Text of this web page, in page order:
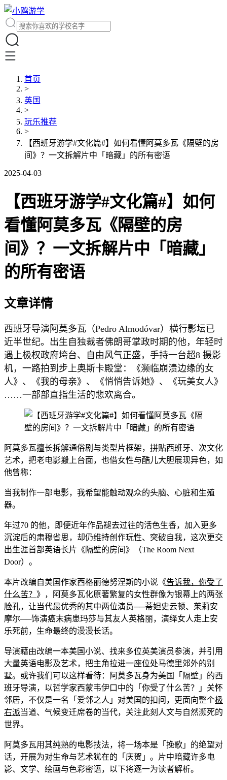
首页
>
英国
>
玩乐推荐
>
【西班牙游学#文化篇#】如何看懂阿莫多瓦《隔壁的房
间》？一文拆解片中「暗藏」的所有密语
2025-04-03
【西班牙游学#文化篇#】如何
看懂阿莫多瓦《隔壁的房
间》？一文拆解片中「暗藏」
的所有密语
文章详情
西班牙导演阿莫多瓦（Pedro Almodóvar）横行影坛已
近半世纪。出生自独裁者佛朗哥掌政时期的他，年轻时
遇上极权政府垮台、自由风气正盛，手持一台超8 摄影
机，一路拍到步上奥斯卡殿堂：《濒临崩溃边缘的女
人》、《我的母亲》、《悄悄告诉她》、《玩美女人》
……一部部直指生活的悲欢离合。
阿莫多瓦擅长拆解通俗剧与类型片框架，拼贴西班牙、次文化
艺术，把老电影搬上台面，也借女性与酷儿大胆展现异色，如
他曾称：
当我制作一部电影，我希望能触动观众的头脑、心脏和生殖
器。
年过70 的他，即便近年作品褪去过往的活色生香，加入更多
沉淀后的肃穆省思，却仍维持创作玩性、突破自我，这次更交
出生涯首部英语长片《隔壁的房间》（The Room Next
Door）。
本片改编自美国作家西格丽德努涅斯的小说《告诉我，你受了
什么苦？ 》，阿莫多瓦化原著繁复的女性群像为银幕上的两张
脸孔，让当代最优秀的其中两位演员──蒂妲史云顿、茱莉安
摩尔──饰演癌末病患玛莎与其友人英格丽，演绎女人走上安
乐死前，生命最终的漫漫长话。
导演藉由改编一本美国小说、找来多位英美演员参演，并引用
大量英语电影及艺术，把主角拉进一座位处马德里郊外的别
墅。或许我们可以这样看待：阿莫多瓦身为美国「隔壁」的西
班牙导演，以哲学家西蒙韦伊口中的「你受了什么苦？」关怀
邻居，不仅是一名「爱邻之人」对美国的扣问，更面向整个极
右派当道、气候变迁席卷的当代，关注此刻人文与自然濒死的
世界。
阿莫多瓦用其纯熟的电影技法，将一场本是「挽歌」的绝望对
话，开展为对生命与艺术犹在的「庆贺」。片中暗藏许多电
影、文学、绘画与色彩密语，以下将逐一为读者解析。